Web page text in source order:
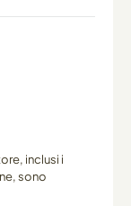
inclusi i
sono